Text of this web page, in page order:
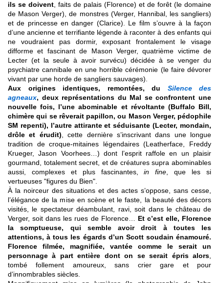
ils se doivent , faits de palais (Florence) et de forêt (le domaine
de Mason Verger), de monstres (Verger, Hannibal, les sangliers)
et de princesse en danger (Clarice). Le film s’ouvre à la façon
d’une ancienne et terrifiante légende à raconter à des enfants qui
ne voudraient pas dormir, exposant frontalement le visage
difforme et fascinant de Mason Verger, quatrième victime de
Lecter (et la seule à avoir survécu) décidée à se venger du
psychiatre cannibale en une horrible cérémonie (le faire dévorer
vivant par une horde de sangliers sauvages).
Aux origines identiques, remontées, du Silence des
agneaux, deux représentations du Mal se confrontent une
nouvelle fois, l’une abominable et révoltante (Buffalo Bill,
chimère qui se rêverait papillon, ou Mason Verger, pédophile
SM repenti), l’autre attirante et séduisante (Lecter, mondain,
drôle et érudit) , cette dernière s’inscrivant dans une longue
tradition de croque-mitaines légendaires (Leatherface, Freddy
Krueger, Jason Voorhees…) dont l’esprit raffole en un plaisir
gourmand, totalement secret, et de créatures supra abominables
aussi, complexes et plus fascinantes,in fine , que les si
vertueuses "figures du Bien".
À la noirceur des situations et des actes s’oppose, sans cesse,
l’élégance de la mise en scène et le faste, la beauté des décors
visités, le spectateur déambulant, ravi, soit dans le château de
Verger, soit dans les rues de Florence… Et c’est elle, Florence
la somptueuse, qui semble avoir droit à toutes les
attentions, à tous les égards d’un Scott soudain énamouré.
Florence filmée, magnifiée, vantée comme le serait un
personnage à part entière dont on se serait épris alors
tombé follement amoureux, sans crier gare et pour
d’innombrables siècles.